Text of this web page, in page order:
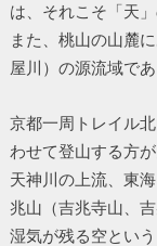
は、それこそ「天
また、桃山の山麓
屋川）の源流域で
京都一周トレイル
わせて登山する方
天神川の上流、東
兆山（吉兆寺山、
湿気が残る空とい